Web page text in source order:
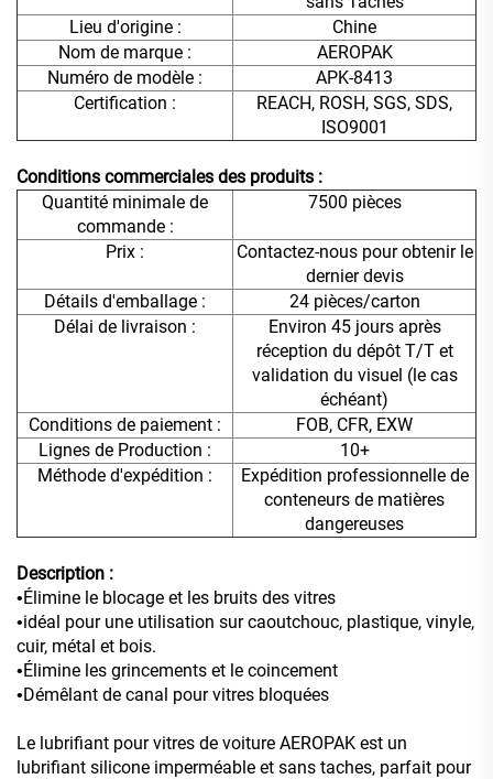
Lieu d'origine :
Chine
Nom de marque :
AEROPAK
Numéro de modèle :
APK-8413
Certification :
REACH, ROSH, SGS, SDS,
ISO9001
Conditions commerciales des produits :
Quantité minimale de
commande :
7500 pièces
Prix :
Contactez-nous pour obtenir le
dernier devis
Détails d'emballage :
24 pièces/carton
Délai de livraison :
Environ 45 jours après
réception du dépôt T/T et
validation du visuel (le cas
échéant)
Conditions de paiement :
FOB, CFR, EXW
Lignes de Production :
10+
Méthode d'expédition :
Expédition professionnelle de
conteneurs de matières
dangereuses
Description :
•Élimine le blocage et les bruits des vitres
•idéal pour une utilisation sur caoutchouc, plastique, vinyle,
cuir, métal et bois.
•Élimine les grincements et le coincement
•Démêlant de canal pour vitres bloquées
Le lubrifiant pour vitres de voiture AEROPAK est un
lubrifiant silicone imperméable et sans taches, parfait pour